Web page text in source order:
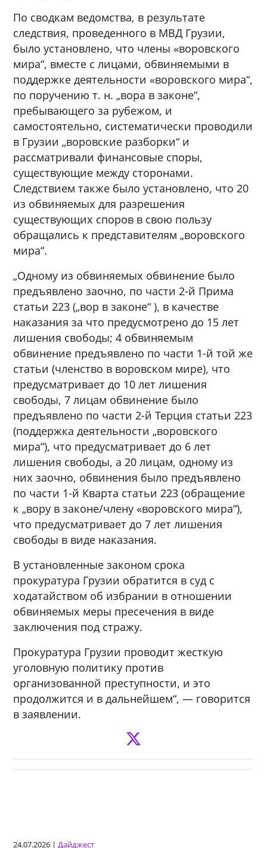
По сводкам ведомства, в результате
следствия, проведенного в МВД Грузии,
было установлено, что члены «воровского
мира“, вместе с лицами, обвиняемыми в
поддержке деятельности «воровского мира“,
по поручению т. н. „вора в законе“,
пребывающего за рубежом, и
самостоятельно, систематически проводили
в Грузии „воровские разборки“ и
рассматривали финансовые споры,
существующие между сторонами.
Следствием также было установлено, что 20
из обвиняемых для разрешения
существующих споров в свою пользу
обращались к представителям „воровского
мира“.
„Одному из обвиняемых обвинение было
предъявлено заочно, по части 2-й Прима
статьи 223 („вор в законе“ ), в качестве
наказания за что предусмотрено до 15 лет
лишения свободы; 4 обвиняемым
обвинение предъявлено по части 1-й той же
статьи (членство в воровском мире), что
предусматривает до 10 лет лишения
свободы, 7 лицам обвинение было
предъявлено по части 2-й Терция статьи 223
(поддержка деятельности „воровского
мира“), что предусматривает до 6 лет
лишения свободы, а 20 лицам, одному из
них заочно, обвинения было предъявлено
по части 1-й Кварта статьи 223 (обращение
к „вору в законе/члену «воровского мира“),
что предусматривает до 7 лет лишения
свободы в виде наказания.
В установленные законом срока
прокуратура Грузии обратится в суд с
ходатайством об избрании в отношении
обвиняемых меры пресечения в виде
заключения под стражу.
Прокуратура Грузии проводит жесткую
уголовную политику против
организованной преступности, и это
продолжится и в дальнейшем“, — говорится
в заявлении.
24.07.2026 |Дайджест